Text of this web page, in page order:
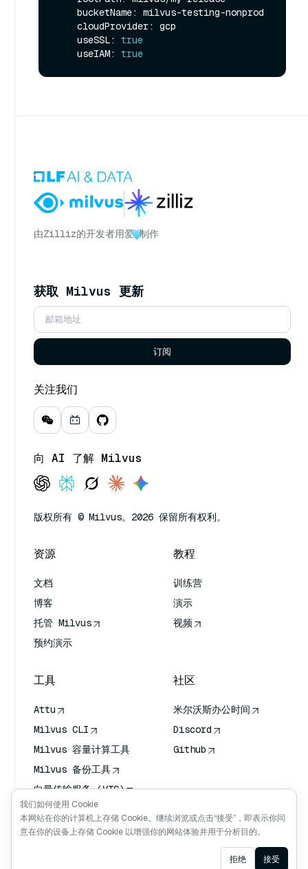
    useSSL:
true
    useIAM:
true
由Zilliz的开发者用爱 制作
获取 Milvus 更新
订阅
关注我们
向 AI 了解 Milvus
版权所有 © Milvus。2026 保留所有权利。
资源
文档
博客
托管 Milvus
预约演示
教程
训练营
演示
视频
工具
Attu
Milvus CLI
Milvus 容量计算工具
Milvus 备份工具
向量传输服务 (VTS)
深度搜索器
Claude Context
社区
米尔沃斯办公时间
Discord
Github
Ask AI
我们如何使用 Cookie
本网站在你的计算机上存储 Cookie。继续浏览或点击“接受”，即表示你同
意在你的设备上存储 Cookie 以增强你的网站体验并用于分析目的。
拒绝 接受